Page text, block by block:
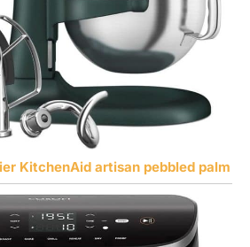
KitchenAid artisan pebbled palm